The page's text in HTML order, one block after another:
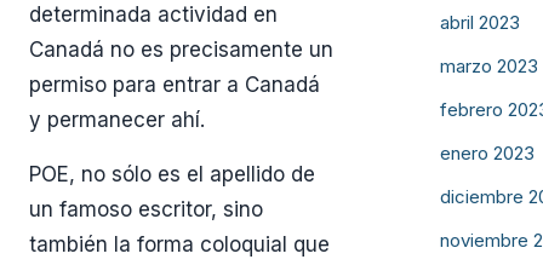
determinada actividad en
Canadá no es precisamente un
permiso para entrar a Canadá
y permanecer ahí.
POE, no sólo es el apellido de
un famoso escritor, sino
también la forma coloquial que
abril 2023
marzo 2023
febrero
enero 2023
diciembre
noviembre